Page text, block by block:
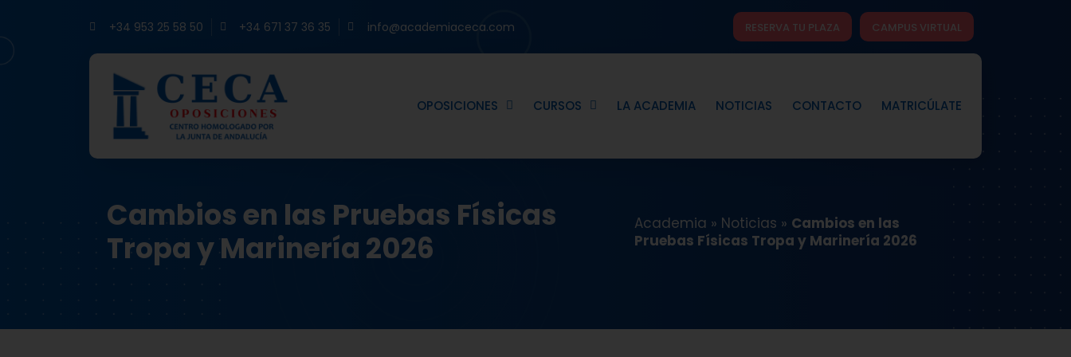
+34 953 25 58 50 +34 671 37 36 35 info@academiaceca.com RESERVA TU PLAZA CAMPUS VIRTUAL
OPOSICIONES CURSOS LA ACADEMIA NOTICIAS CONTACTO MATRICÚLATE
Cambios en las Pruebas Físicas
Tropa y Marinería 2026
Academia » Noticias » Cambios en las
Pruebas Físicas Tropa y Marinería 2026